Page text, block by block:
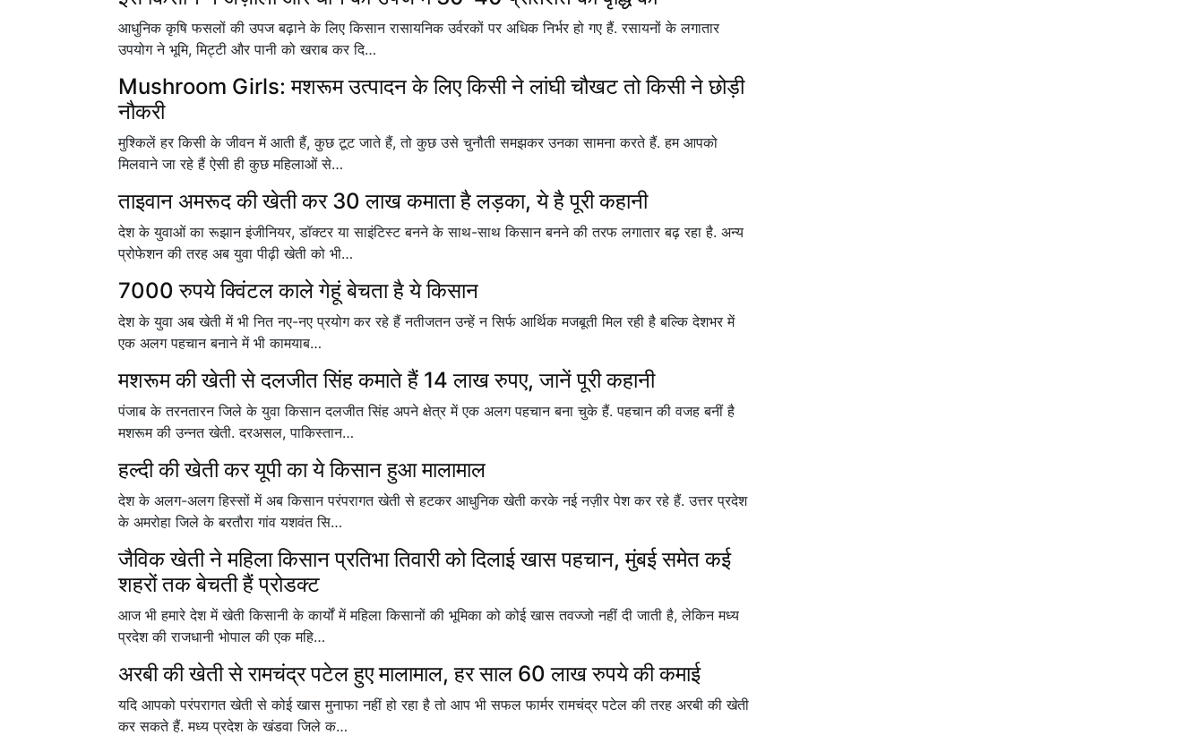
आधुनिक कृषि फसलों की उपज बढ़ाने के लिए किसान रासायनिक उर्वरकों पर अधिक निर्भर हो गए हैं. रसायनों के लगातार
उपयोग ने भूमि, मिट्टी और पानी को खराब कर दि…
Mushroom Girls: मशरूम उत्पादन के लिए किसी ने लांघी चौखट तो किसी ने छोड़ी
नौकरी
मुश्किलें हर किसी के जीवन में आती हैं, कुछ टूट जाते हैं, तो कुछ उसे चुनौती समझकर उनका सामना करते हैं. हम आपको
मिलवाने जा रहे हैं ऐसी ही कुछ महिलाओं से…
ताइवान अमरूद की खेती कर 30 लाख कमाता है लड़का, ये है पूरी कहानी
देश के युवाओं का रूझान इंजीनियर, डॉक्टर या साइंटिस्ट बनने के साथ-साथ किसान बनने की तरफ लगातार बढ़ रहा है. अन्य
प्रोफेशन की तरह अब युवा पीढ़ी खेती को भी…
7000 रुपये क्विंटल काले गेहूं बेचता है ये किसान
देश के युवा अब खेती में भी नित नए-नए प्रयोग कर रहे हैं नतीजतन उन्हें न सिर्फ आर्थिक मजबूती मिल रही है बल्कि देशभर में
एक अलग पहचान बनाने में भी कामयाब…
मशरूम की खेती से दलजीत सिंह कमाते हैं 14 लाख रुपए, जानें पूरी कहानी
पंजाब के तरनतारन जिले के युवा किसान दलजीत सिंह अपने क्षेत्र में एक अलग पहचान बना चुके हैं. पहचान की वजह बनीं है
मशरूम की उन्नत खेती. दरअसल, पाकिस्तान…
हल्दी की खेती कर यूपी का ये किसान हुआ मालामाल
देश के अलग-अलग हिस्सों में अब किसान परंपरागत खेती से हटकर आधुनिक खेती करके नई नज़ीर पेश कर रहे हैं. उत्तर प्रदेश
के अमरोहा जिले के बरतौरा गांव यशवंत सि…
जैविक खेती ने महिला किसान प्रतिभा तिवारी को दिलाई खास पहचान, मुंबई समेत कई
शहरों तक बेचती हैं प्रोडक्ट
आज भी हमारे देश में खेती किसानी के कार्यों में महिला किसानों की भूमिका को कोई खास तवज्जो नहीं दी जाती है, लेकिन मध्य
प्रदेश की राजधानी भोपाल की एक महि…
अरबी की खेती से रामचंद्र पटेल हुए मालामाल, हर साल 60 लाख रुपये की कमाई
यदि आपको परंपरागत खेती से कोई खास मुनाफा नहीं हो रहा है तो आप भी सफल फार्मर रामचंद्र पटेल की तरह अरबी की खेती
कर सकते हैं. मध्य प्रदेश के खंडवा जिले क…